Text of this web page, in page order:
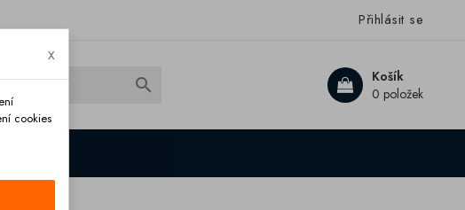
Přihlásit se
Košík
0 položek

x
cookies